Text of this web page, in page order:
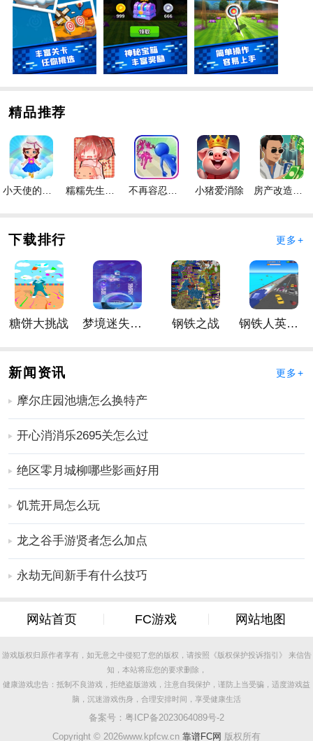
3、手游中的画面非常真实，玩家可以感受到身临其境的
射击场景；
4、玩法比较简单。玩家可以在手游中解锁不同形状的弓
箭。
1、在手游中，你需要与对手进行不同的比赛，才能获得
2、充分发挥你的实力，还可以使用各种手游道具在手游
中获胜；
3、手游中的手游关卡非常多，玩家可以在手游中挑战各
1、关卡模式关卡数量多，内容丰富。玩家可以在关卡模
式中磨练自己的射箭技巧。
2、在战斗模式中，玩家可以根据自己的喜好来开发装
备。
3、与其他玩家竞争，参加每周联赛，享受竞技乐趣。
1、收集酷炫的射箭装备，完成射箭技巧的比拼，体验射
箭的真正乐趣
2、成为高超的射箭艺术大师，有趣的射箭技巧将在这里
上演
3、与好友的欢乐战斗将激烈上演，展现你完美的射箭技
推荐理由
是一款Q版风格的射箭竞技手游，这个手游的玩法非常丰
并与其他玩家实时竞技，一较高下，可以在手游中挑战
不同的玩法，解锁不同的关卡在手游中进行挑战。在手
游中，玩家可以不断挑战，磨练自己的技能，让自己变
更多好玩实用的手游，请持续关注
靠谱FC网
精品推荐
小天使的冒险手游 糯糯先生的面包店手游 不再容忍手游 小猪爱消除 房产改造王游戏手机版手游
下载排行 更多+
糖饼大挑战 梦境迷失星辰 钢铁之战 钢铁人英雄3D
新闻资讯 更多+
摩尔庄园池塘怎么换特产
开心消消乐2695关怎么过
绝区零月城柳哪些影画好用
饥荒开局怎么玩
龙之谷手游贤者怎么加点
永劫无间新手有什么技巧
网站首页 FC游戏 网站地图
游戏版权归原作者享有，如无意之中侵犯了您的版权，请按照《版权保护投诉指引》 来信告
知，本站将应您的要求删除，
健康游戏忠告：抵制不良游戏，拒绝盗版游戏，注意自我保护，谨防上当受骗，适度游戏益
脑，沉迷游戏伤身，合理安排时间，享受健康生活
备案号： 粤ICP备2023064089号-2
Copyright © 2026www.kpfcw.cn 靠谱FC网 版权所有